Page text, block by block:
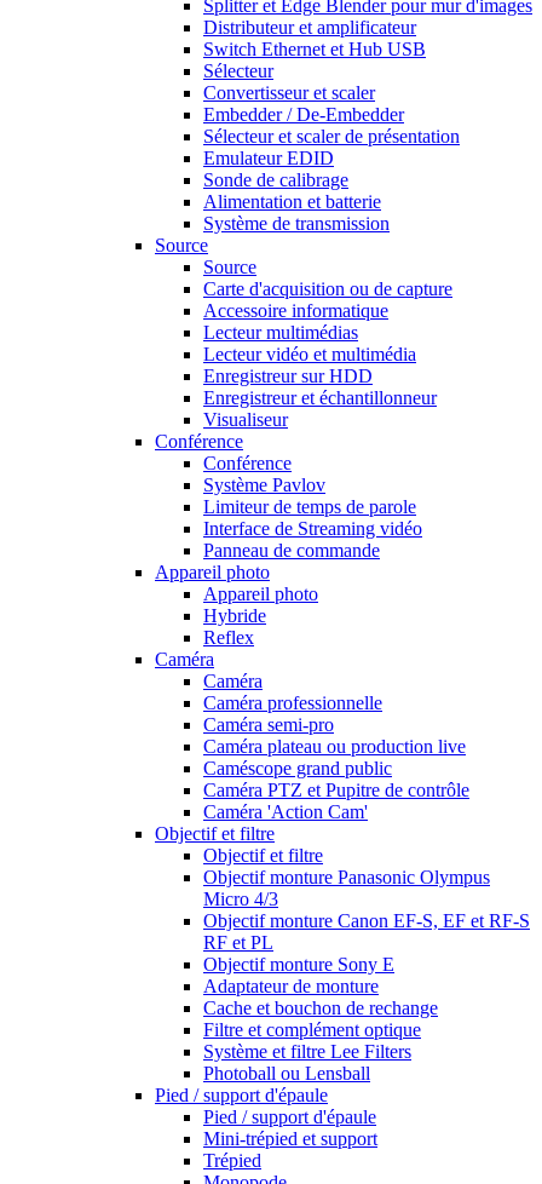
Splitter et Edge Blender pour mur d'images
Distributeur et amplificateur
Switch Ethernet et Hub USB
Sélecteur
Convertisseur et scaler
Embedder / De-Embedder
Sélecteur et scaler de présentation
Emulateur EDID
Sonde de calibrage
Alimentation et batterie
Système de transmission
Source
Source
Carte d'acquisition ou de capture
Accessoire informatique
Lecteur multimédias
Lecteur vidéo et multimédia
Enregistreur sur HDD
Enregistreur et échantillonneur
Visualiseur
Conférence
Conférence
Système Pavlov
Limiteur de temps de parole
Interface de Streaming vidéo
Panneau de commande
Appareil photo
Appareil photo
Hybride
Reflex
Caméra
Caméra
Caméra professionnelle
Caméra semi-pro
Caméra plateau ou production live
Caméscope grand public
Caméra PTZ et Pupitre de contrôle
Caméra 'Action Cam'
Objectif et filtre
Objectif et filtre
Objectif monture Panasonic Olympus
Micro 4/3
Objectif monture Canon EF-S, EF et RF-S
RF et PL
Objectif monture Sony E
Adaptateur de monture
Cache et bouchon de rechange
Filtre et complément optique
Système et filtre Lee Filters
Photoball ou Lensball
Pied / support d'épaule
Pied / support d'épaule
Mini-trépied et support
Trépied